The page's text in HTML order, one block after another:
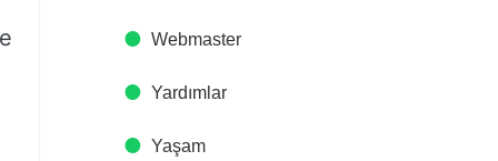
Webmaster
Yardımlar
Yaşam